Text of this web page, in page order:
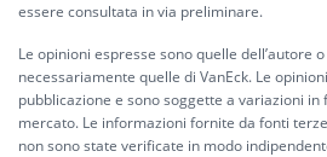
essere consultata in via preliminare.
Le opinioni espresse sono quelle dell’autore
necessariamente quelle di VanEck. Le
pubblicazione e sono soggette a variazioni in
mercato. Le informazioni fornite da fonti
non sono state verificate in modo